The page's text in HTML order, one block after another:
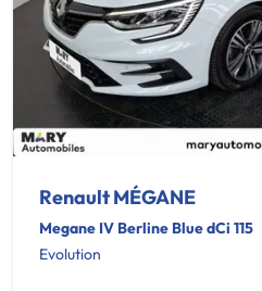
Renault MÉGANE
Megane IV Berline Blue dCi 115
Evolution